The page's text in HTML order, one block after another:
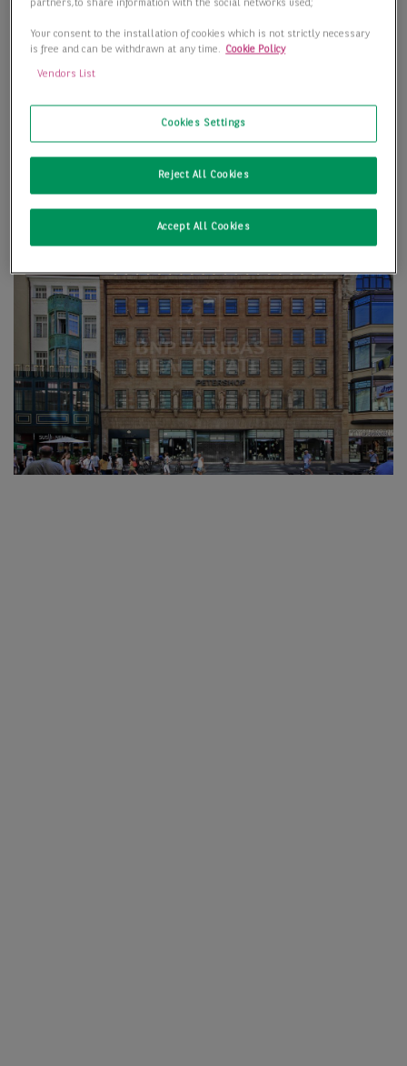
partners,to share information with the social networks used;
Your consent to the installation of cookies which is not strictly necessary
is free and can be withdrawn at any time. Cookie Policy
Vendors List
Cookies Settings
Reject All Cookies
Accept All Cookies